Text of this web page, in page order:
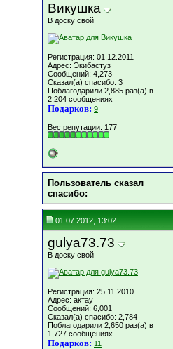
Викушка
В доску свой
Регистрация: 01.12.2011
Адрес: Экибастуз
Сообщений: 4,273
Сказал(а) спасибо: 3
Поблагодарили 2,885 раз(а) в
2,204 сообщениях
Подарков: 9
Вес репутации: 177
Пользователь сказал
cпасибо:
01.07.2012, 13:02
gulya73.73
В доску свой
Регистрация: 25.11.2010
Адрес: актау
Сообщений: 6,001
Сказал(а) спасибо: 2,784
Поблагодарили 2,650 раз(а) в
1,727 сообщениях
Подарков: 11